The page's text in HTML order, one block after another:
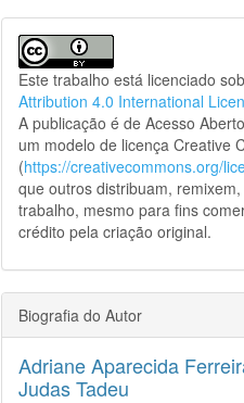
Este trabalho está licenciado
Attribution 4.0 International
A publicação é de Acesso
um modelo de licença Creative
(https://creativecommons.org/
que outros distribuam,
trabalho, mesmo para fins
crédito pela criação original.
Biografia do Autor
Adriane Aparecida
Judas Tadeu